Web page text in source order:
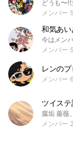
メンバー 5
和気あ
メンバー 5
レンの
メンバー
ツイス
メンバー 2